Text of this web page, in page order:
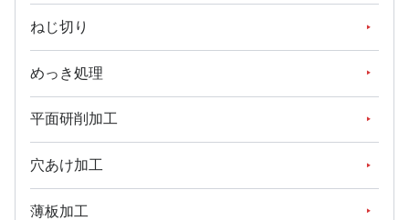
ねじ切り
めっき処理
平面研削加工
穴あけ加工
薄板加工